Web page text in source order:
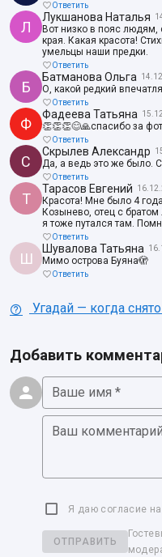
Ответить
Л
Лукшанова Наталья
Вот низко в пояс
края. Какая красота!
умельцы наши предки.
Ответить
Б
Батманова Ольга
О, какой редкий
Ответить
Ф
Фадеева Татьяна
👏👏👏😊🙏спасибо за
Ответить
С
Скрылев Александр
Да, а ведь это же было.
Ответить
Т
Тарасов Евгений
Красота! Мне было 4
Козынево, отец с
я тоже путался там.
Ответить
Ш
Шувалова Татьяна
Мимо острова Буяна🫣
Ответить
Угадай — когда
Добавить
Ваше имя *
Ваш комментарий
Я даю согласие на
ОТПРАВИТЬ